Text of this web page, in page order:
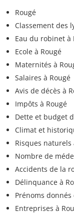
Rougé
Classement des
Eau du robinet à
Ecole à Rougé
Maternités à
Salaires à Rougé
Avis de décès à
Impôts à Rougé
Dette et budget
Climat et
Risques naturels
Nombre de
Accidents de la
Délinquance à
Prénoms
Entreprises à